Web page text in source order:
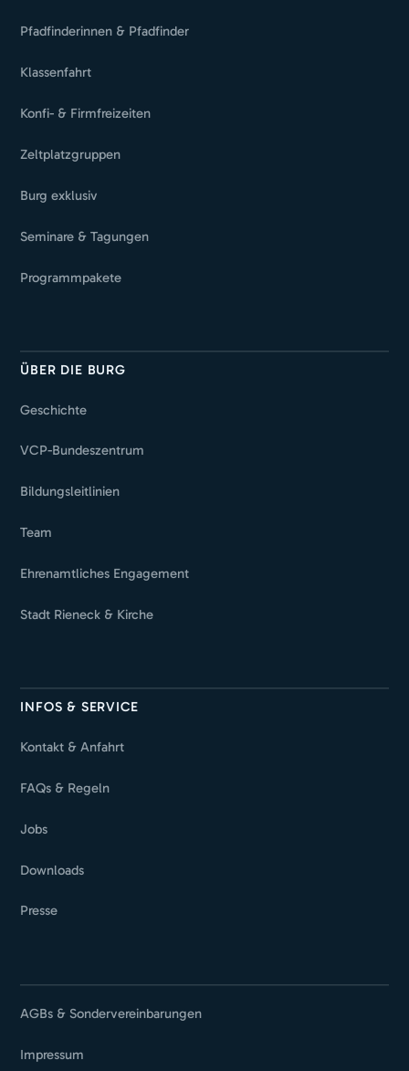
Pfadfinderinnen & Pfadfinder
Klassenfahrt
Konfi- & Firmfreizeiten
Zeltplatzgruppen
Burg exklusiv
Seminare & Tagungen
Programmpakete
ÜBER DIE BURG
Geschichte
VCP-Bundeszentrum
Bildungsleitlinien
Team
Ehrenamtliches Engagement
Stadt Rieneck & Kirche
INFOS & SERVICE
Kontakt & Anfahrt
FAQs & Regeln
Jobs
Downloads
Presse
AGBs & Sondervereinbarungen
Impressum